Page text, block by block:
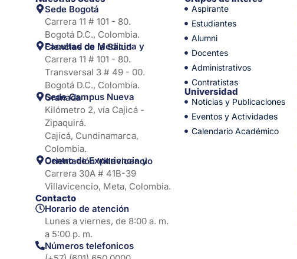
Sede Bogotá
Carrera 11 # 101 - 80.
Bogotá D.C., Colombia.
Facultad de Medicina y Ciencias de la Salud
Carrera 11 # 101 - 80.
Transversal 3 # 49 - 00.
Bogotá D.C., Colombia.
Sede Campus Nueva Granada
Kilómetro 2, vía Cajicá -
Zipaquirá.
Cajicá, Cundinamarca,
Colombia.
Centro de Experiencia y Orientación Villavicencio
Carrera 30A # 41B-39
Villavicencio, Meta, Colombia.
Contacto
Horario de atención
Lunes a viernes, de 8:00 a. m.
a 5:00 p. m.
Números telefonicos
Aspirante
Estudiantes
Alumni
Docentes
Administrativos
Contratistas
Universidad
Noticias y Publicaciones
Eventos y Actividades
Calendario Académico